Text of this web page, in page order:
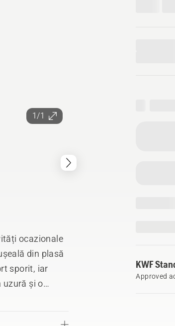
1/1
KWF
Approved
ocazionale
din plasă
sporit, iar
uzură și o